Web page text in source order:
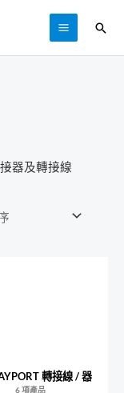
MAIN
搜
尋
器及轉接線
轉接線 / 器
6 項產品